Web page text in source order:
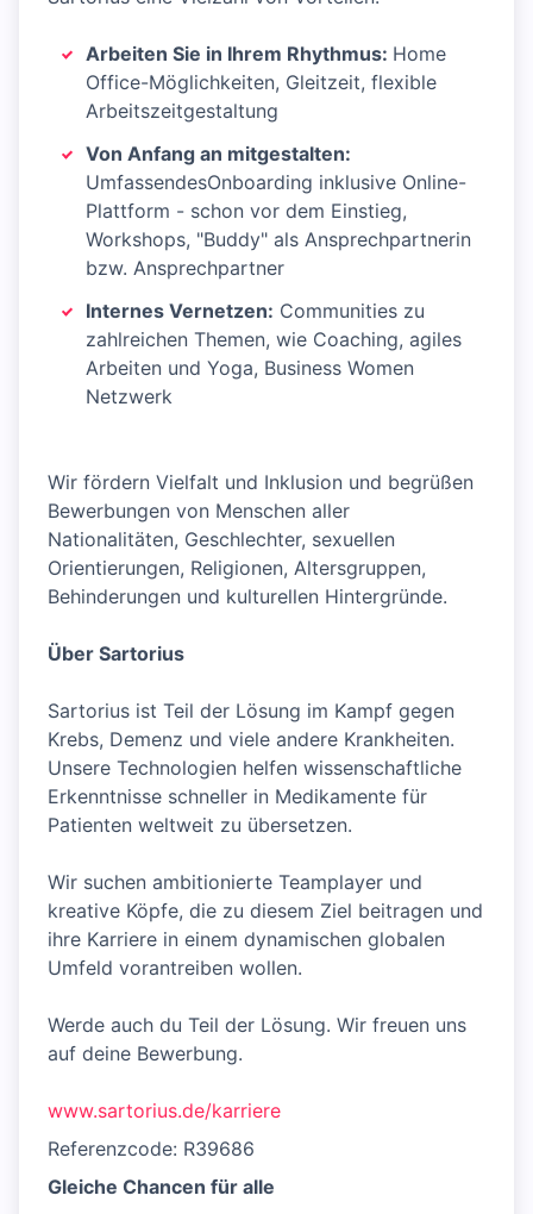
Arbeiten Sie in Ihrem Rhythmus: Home
Office-Möglichkeiten, Gleitzeit, flexible
Arbeitszeitgestaltung
Von Anfang an mitgestalten:
UmfassendesOnboarding inklusive Online-
Plattform - schon vor dem Einstieg,
Workshops, "Buddy" als Ansprechpartnerin
bzw. Ansprechpartner
Internes Vernetzen: Communities zu
zahlreichen Themen, wie Coaching, agiles
Arbeiten und Yoga, Business Women
Netzwerk
Wir fördern Vielfalt und Inklusion und begrüßen
Bewerbungen von Menschen aller
Nationalitäten, Geschlechter, sexuellen
Orientierungen, Religionen, Altersgruppen,
Behinderungen und kulturellen Hintergründe.
Über Sartorius
Sartorius ist Teil der Lösung im Kampf gegen
Krebs, Demenz und viele andere Krankheiten.
Unsere Technologien helfen wissenschaftliche
Erkenntnisse schneller in Medikamente für
Patienten weltweit zu übersetzen.
Wir suchen ambitionierte Teamplayer und
kreative Köpfe, die zu diesem Ziel beitragen und
ihre Karriere in einem dynamischen globalen
Umfeld vorantreiben wollen.
Werde auch du Teil der Lösung. Wir freuen uns
auf deine Bewerbung.
www.sartorius.de/karriere
Referenzcode: R39686
Gleiche Chancen für alle